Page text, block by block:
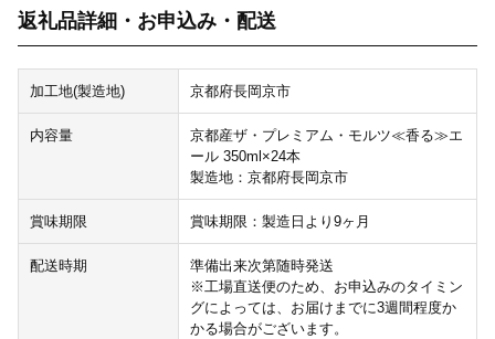
返礼品詳細・お申込み・配送
加工地(製造地) 京都府長岡京市
内容量
京都産ザ・プレミアム・モルツ≪香る≫エ
ール 350ml×24本
製造地：京都府長岡京市
賞味期限 賞味期限：製造日より9ヶ月
配送時期
準備出来次第随時発送
※工場直送便のため、お申込みのタイミン
グによっては、お届けまでに3週間程度か
かる場合がございます。